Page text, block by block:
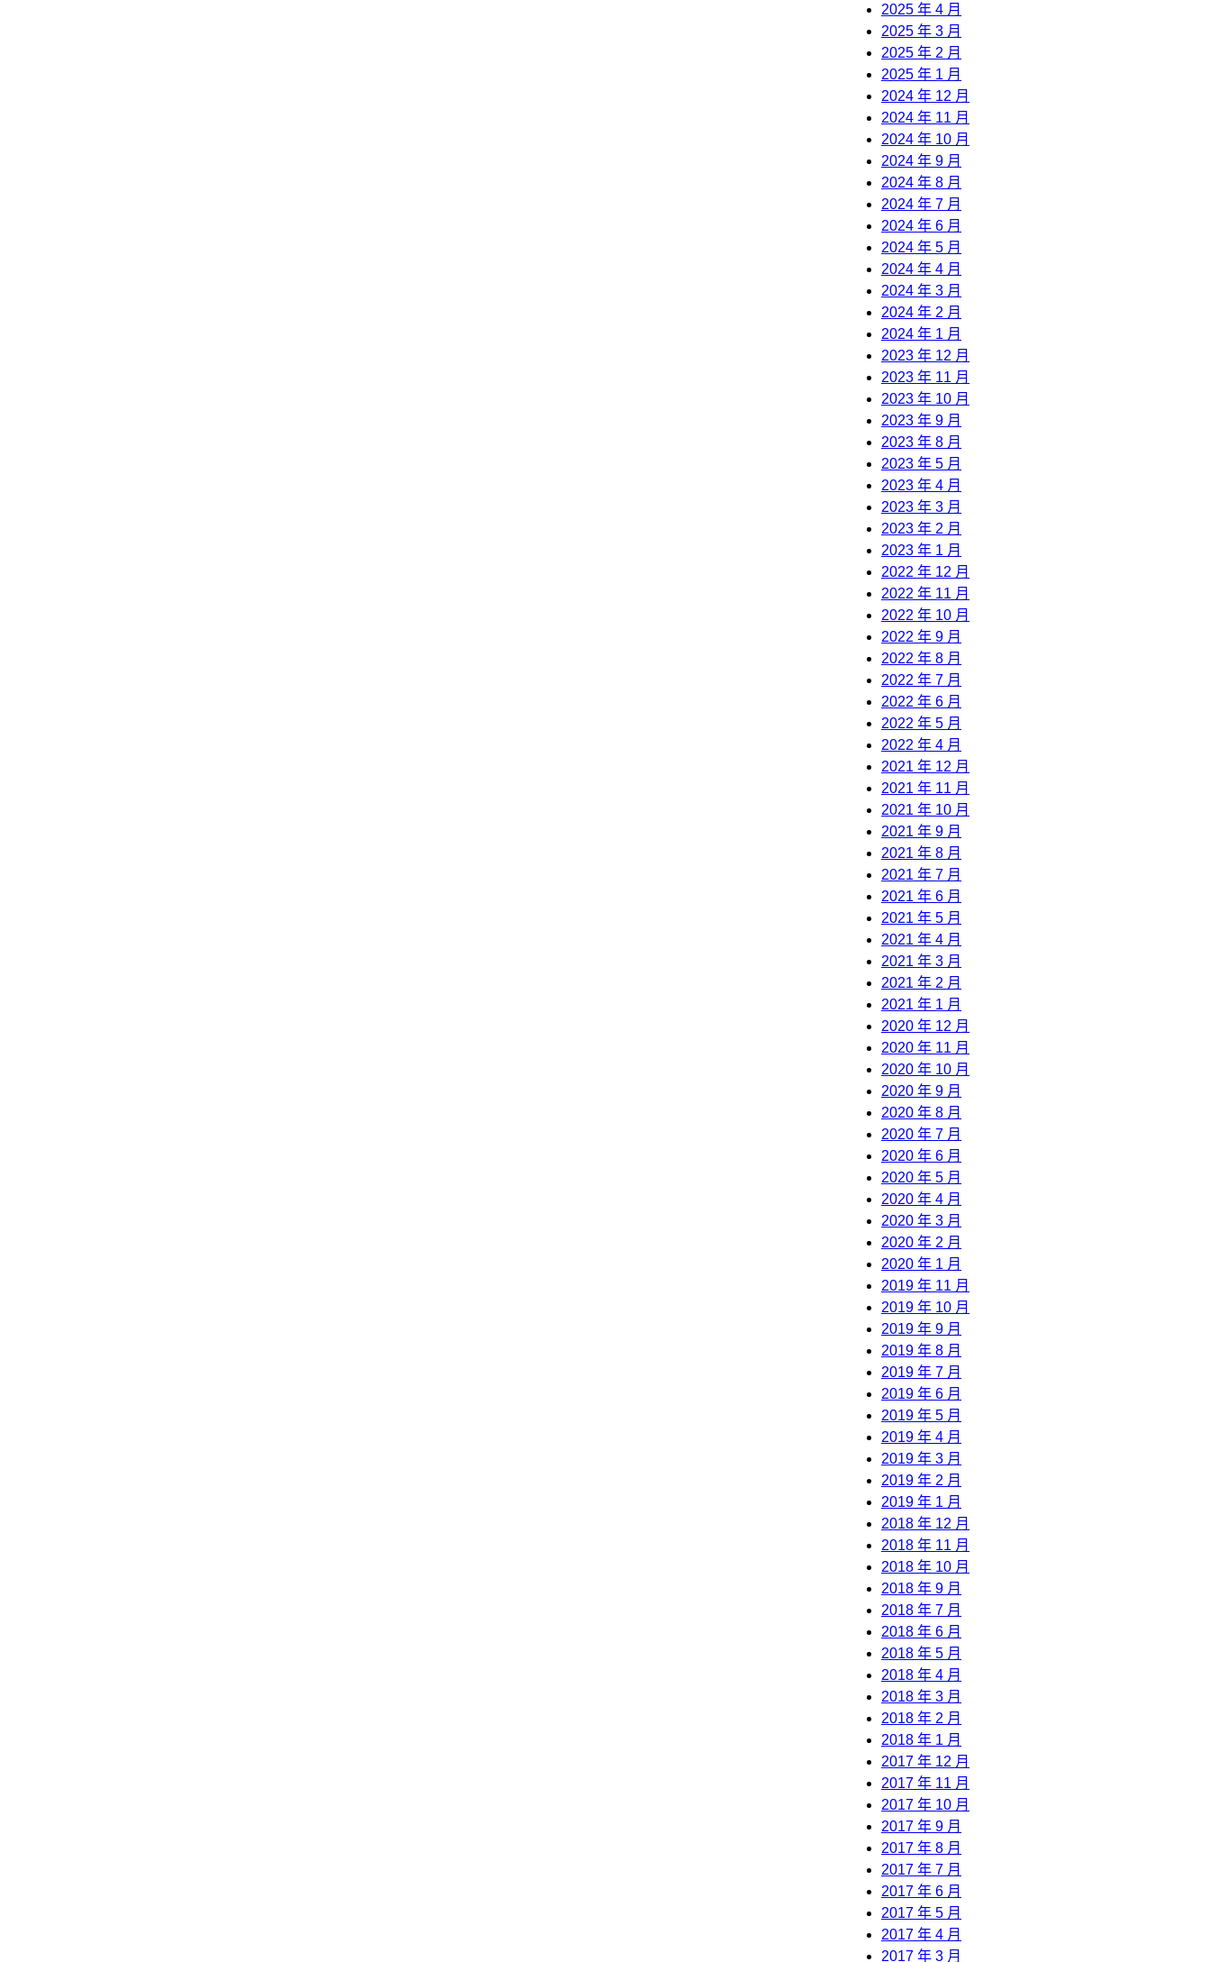
2025 年 4 月
2025 年 3 月
2025 年 2 月
2025 年 1 月
2024 年 12 月
2024 年 11 月
2024 年 10 月
2024 年 9 月
2024 年 8 月
2024 年 7 月
2024 年 6 月
2024 年 5 月
2024 年 4 月
2024 年 3 月
2024 年 2 月
2024 年 1 月
2023 年 12 月
2023 年 11 月
2023 年 10 月
2023 年 9 月
2023 年 8 月
2023 年 5 月
2023 年 4 月
2023 年 3 月
2023 年 2 月
2023 年 1 月
2022 年 12 月
2022 年 11 月
2022 年 10 月
2022 年 9 月
2022 年 8 月
2022 年 7 月
2022 年 6 月
2022 年 5 月
2022 年 4 月
2021 年 12 月
2021 年 11 月
2021 年 10 月
2021 年 9 月
2021 年 8 月
2021 年 7 月
2021 年 6 月
2021 年 5 月
2021 年 4 月
2021 年 3 月
2021 年 2 月
2021 年 1 月
2020 年 12 月
2020 年 11 月
2020 年 10 月
2020 年 9 月
2020 年 8 月
2020 年 7 月
2020 年 6 月
2020 年 5 月
2020 年 4 月
2020 年 3 月
2020 年 2 月
2020 年 1 月
2019 年 11 月
2019 年 10 月
2019 年 9 月
2019 年 8 月
2019 年 7 月
2019 年 6 月
2019 年 5 月
2019 年 4 月
2019 年 3 月
2019 年 2 月
2019 年 1 月
2018 年 12 月
2018 年 11 月
2018 年 10 月
2018 年 9 月
2018 年 7 月
2018 年 6 月
2018 年 5 月
2018 年 4 月
2018 年 3 月
2018 年 2 月
2018 年 1 月
2017 年 12 月
2017 年 11 月
2017 年 10 月
2017 年 9 月
2017 年 8 月
2017 年 7 月
2017 年 6 月
2017 年 5 月
2017 年 4 月
2017 年 3 月